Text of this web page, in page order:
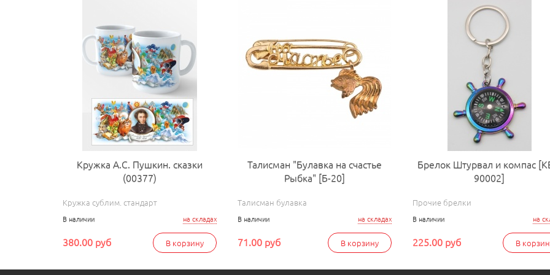
Кружка А.С. Пушкин. сказки
(00377)
Кружка сублим. стандарт
на складах
В наличии
В корзину
380.00 руб
Талисман "Булавка на счастье
Рыбка" [Б-20]
Талисман булавка
на складах
В наличии
В корзину
71.00 руб
Брелок Штурвал и компас
90002]
Прочие брелки
на
В наличии
В
225.00 руб